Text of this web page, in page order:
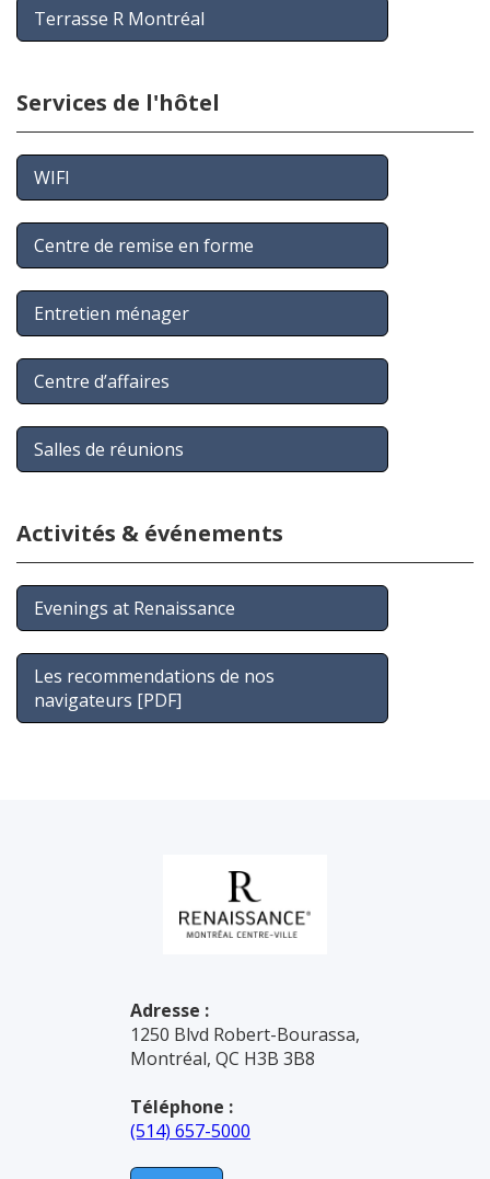
Terrasse R Montréal
Services de l'hôtel
WIFI
Centre de remise en forme
Entretien ménager
Centre d’affaires
Salles de réunions
Activités & événements
Evenings at Renaissance
Les recommendations de nos
navigateurs [PDF]
Adresse :
1250 Blvd Robert-Bourassa,
Montréal, QC H3B 3B8
Téléphone :
(514) 657-5000